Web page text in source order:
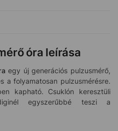
óra leírása
egy új generációs pulzusmérő,
a folyamatosan pulzusmérésre.
kapható. Csuklón keresztüli
egyszerűbbé teszi a